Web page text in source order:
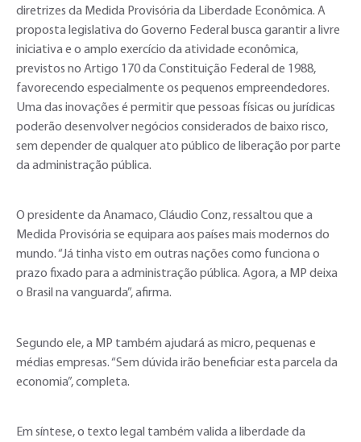
diretrizes da Medida Provisória da Liberdade Econômica. A
proposta legislativa do Governo Federal busca garantir a livre
iniciativa e o amplo exercício da atividade econômica,
previstos no Artigo 170 da Constituição Federal de 1988,
favorecendo especialmente os pequenos empreendedores.
Uma das inovações é permitir que pessoas físicas ou jurídicas
poderão desenvolver negócios considerados de baixo risco,
sem depender de qualquer ato público de liberação por parte
da administração pública.
O presidente da Anamaco, Cláudio Conz, ressaltou que a
Medida Provisória se equipara aos países mais modernos do
mundo. “Já tinha visto em outras nações como funciona o
prazo fixado para a administração pública. Agora, a MP deixa
o Brasil na vanguarda”, afirma.
Segundo ele, a MP também ajudará as micro, pequenas e
médias empresas. “Sem dúvida irão beneficiar esta parcela da
economia”, completa.
Em síntese, o texto legal também valida a liberdade da